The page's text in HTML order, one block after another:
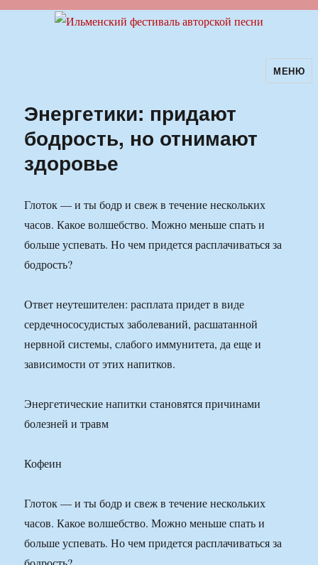
Ильменский фестиваль авторскойМЕНЮ
Энергетики: придают
бодрость, но отнимают
здоровье
Глоток — и ты бодр и свеж в течение нескольких
часов. Какое волшебство. Можно меньше спать и
больше успевать. Но чем придется расплачиваться за
бодрость?
Ответ неутешителен: расплата придет в виде
сердечнососудистых заболеваний, расшатанной
нервной системы, слабого иммунитета, да еще и
зависимости от этих напитков.
Энергетические напитки становятся причинами
болезней и травм
Кофеин
Глоток — и ты бодр и свеж в течение нескольких
часов. Какое волшебство. Можно меньше спать и
больше успевать. Но чем придется расплачиваться за